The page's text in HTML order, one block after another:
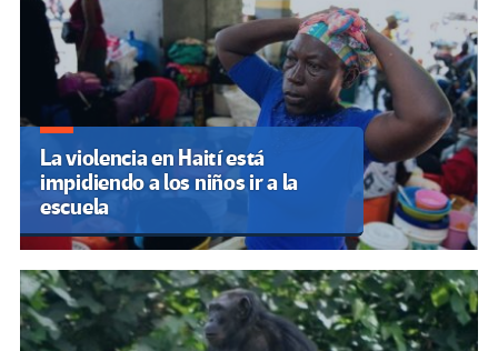
La violencia en Haití está
impidiendo a los niños ir a la
escuela